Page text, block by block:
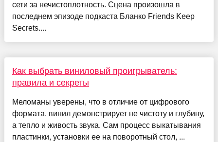
сети за нечистоплотность. Сцена произошла в
последнем эпизоде подкаста Бланко Friends Keep
Secrets....
Как выбрать виниловый проигрыватель:
правила и секреты
Меломаны уверены, что в отличие от цифрового
формата, винил демонстрирует не чистоту и глубину,
а тепло и живость звука. Сам процесс выкатывания
пластинки, установки ее на поворотный стол, ...